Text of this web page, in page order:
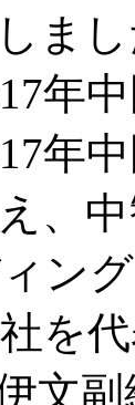
ま
年
年
、
ン
を
文